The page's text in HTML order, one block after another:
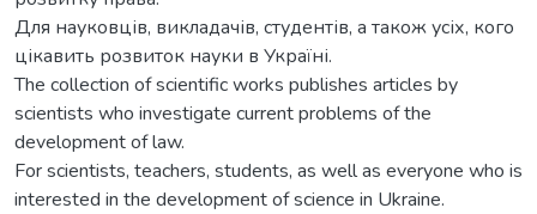
Для науковців, викладачів, студентів, а також усіх, кого
цікавить розвиток науки в Україні.
The collection of scientific works publishes articles by
scientists who investigate current problems of the
development of law.
For scientists, teachers, students, as well as everyone who is
interested in the development of science in Ukraine.